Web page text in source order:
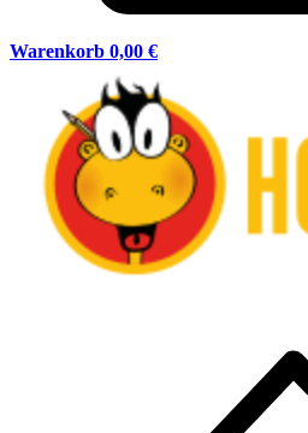
Warenkorb 0,00 €